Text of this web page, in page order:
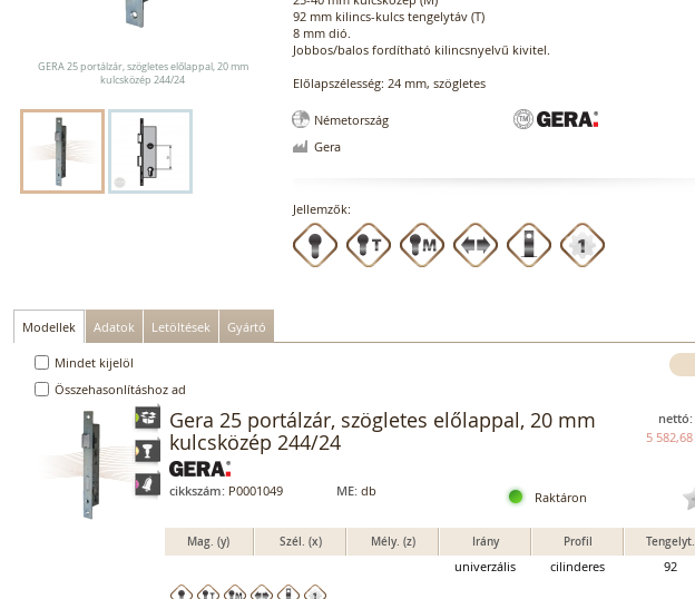
GERA 25 portálzár, szögletes előlappal, 20 mm
kulcsközép 244/24
92 mm kilincs-kulcs tengelytáv (T)
8 mm dió.
Jobbos/balos fordítható kilincsnyelvű kivitel.
Előlapszélesség: 24 mm, szögletes
Németország
Gera
Jellemzők:
Modellek Adatok Letöltések Gyártó
Mindet kijelöl
Összehasonlításhoz ad
nettó:
5 582,68
Gera 25 portálzár, szögletes előlappal, 20 mm
kulcsközép 244/24
cikkszám: P0001049 ME: db Raktáron
Mag. (y) Szél. (x) Mély. (z) Irány Profil Tengelyt.
univerzális cilinderes 92